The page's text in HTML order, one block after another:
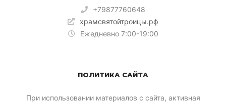
+79877760648
храмсвятойтроицы.рф
Ежедневно 7:00-19:00
ПОЛИТИКА САЙТА
При использовании материалов с сайта, активная